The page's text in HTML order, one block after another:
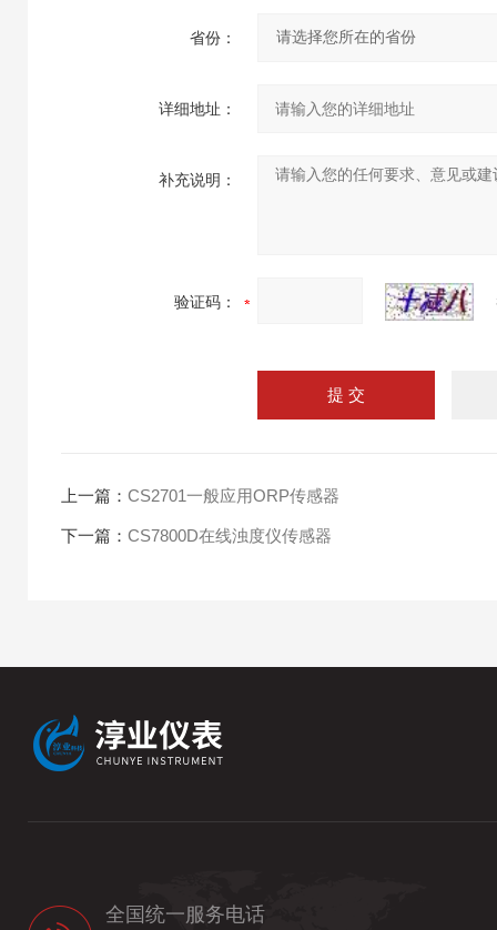
省份：
详细地址：
补充说明：
验证码：
上一篇： CS2701一般应用ORP传感器
下一篇： CS7800D在线浊度仪传感器
全国统一服务电话